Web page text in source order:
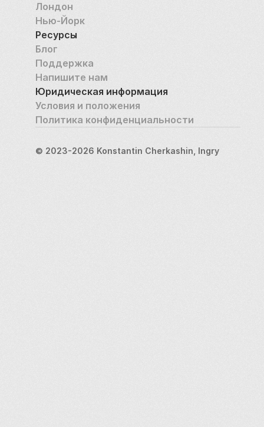
Лондон
Нью-Йорк
Ресурсы
Блог
Поддержка
Напишите нам
Юридическая информация
Условия и положения
Политика конфиденциальности
© 2023-2026 Konstantin Cherkashin, Ingry